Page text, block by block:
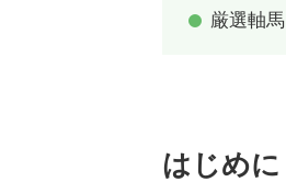
厳選軸馬
はじめに